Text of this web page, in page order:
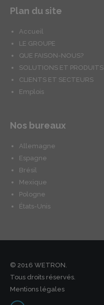
Plan du site
Accueil
LE GROUPE
QUE FAISON-NOUS?
SOLUTIONS ET PRODUITS
CLIENTS ET SECTEURS
Emplois
Nos bureaux
Allemagne
Espagne
Brésil
Mexique
Pologne
États-Unis
© 2016 WETRON.
Tous droits réservés.
Mentions légales